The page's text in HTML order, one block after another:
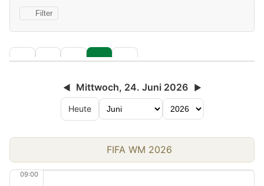
Filter
◀ Mittwoch, 24. Juni 2026 ▶
Heute
FIFA WM 2026
09:00